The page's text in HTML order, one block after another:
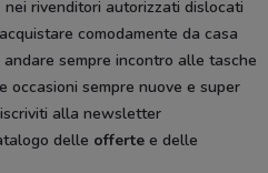
nei rivenditori autorizzati dislocati
comodamente da casa
sempre incontro alle tasche
occasioni sempre nuove e super
alla newsletter
delle offerte e delle